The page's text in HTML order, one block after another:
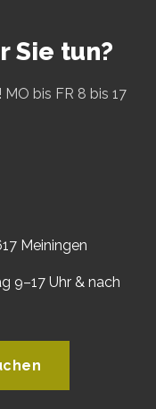
Sie tun?
bis FR 8 bis 17
Meiningen
9–17 Uhr & nach